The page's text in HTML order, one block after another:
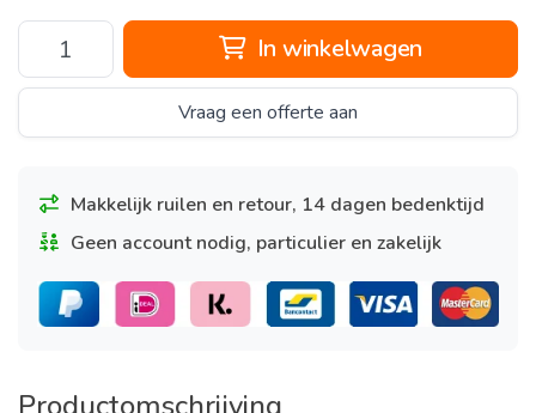
In winkelwagen
Vraag een offerte aan
Makkelijk ruilen en retour, 14 dagen bedenktijd
Geen account nodig, particulier en zakelijk